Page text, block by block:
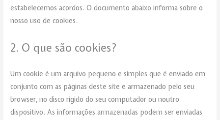
estabelecemos acordos. O documento abaixo informa sobre o
nosso uso de cookies.
2. O que são cookies?
Um cookie é um arquivo pequeno e simples que é enviado em
conjunto com as páginas deste site e armazenado pelo seu
browser, no disco rígido do seu computador ou noutro
dispositivo. As informações armazenadas podem ser enviadas